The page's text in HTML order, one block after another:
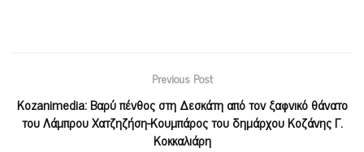
Previous Post
Kozanimedia: Βαρύ πένθος στη Δεσκάτη από τον ξαφνικό θάνατο
του Λάμπρου Χατζηζήση-Κουμπάρος του δημάρχου Κοζάνης Γ.
Κοκκαλιάρη